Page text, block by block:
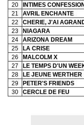
20
INTIMES
21
AVRIL ENCHANTE
22
CHERIE, J'AI
23
NIAGARA
24
ARIZONA DREAM
25
LA CRISE
26
MALCOLM X
27
LE TEMPS D'UN
28
LE JEUNE WERTHER
29
PETER'S FRIENDS
30
CERCLE DE FEU